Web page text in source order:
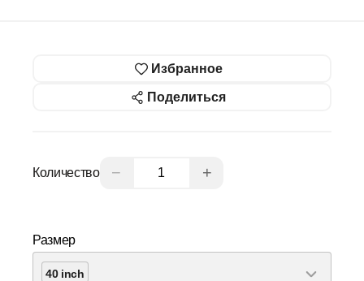
Избранное
Поделиться
Количество − +
Размер
40 inch